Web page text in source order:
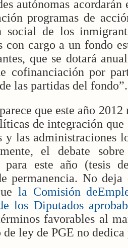
autónomas
programas de
social de los
con cargo a un fondo
que se dotará
cofinanciación por
las partidas del fondo”.
que este año
de integración que
y las administraciones
el debate
para este año (tesis
permanencia. No
la Comisión
los Diputados
favorables al
de ley de PGE no